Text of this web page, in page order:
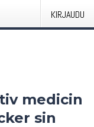
KIRJAUDU
medicin
sin